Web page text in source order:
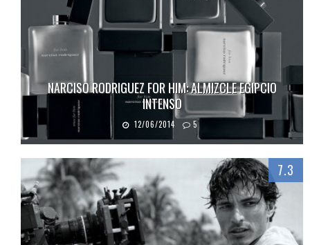
NARCISO RODRIGUEZ FOR HIM: ALMIZCLE EGIPCIO
INTENSO
12/06/2014 5
7.3